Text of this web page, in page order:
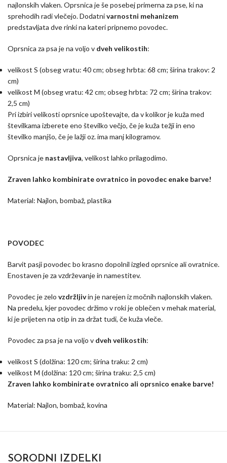
najlonskih vlaken. Oprsnica je še posebej primerna za pse, ki na
sprehodih radi vlečejo. Dodatnivarnostni mehanizem
predstavljata dve rinki na kateri pripnemo povodec.
Oprsnica za psa je na voljo v dveh velikostih:
velikost S (obseg vratu: 40 cm; obseg hrbta: 68 cm; širina trakov: 2
cm)
velikost M (obseg vratu: 42 cm; obseg hrbta: 72 cm; širina trakov:
2,5 cm)
Pri izbiri velikosti oprsnice upoštevajte, da v kolikor je kuža med
številkama izberete eno številko večjo, če je kuža težji in eno
številko manjšo, če je lažji oz. ima manj kilogramov.
Oprsnica je nastavljiva, velikost lahko prilagodimo.
Zraven lahko kombinirate ovratnico in povodec enake barve!
Material: Najlon, bombaž, plastika
POVODEC
Barvit pasji povodec bo krasno dopolnil izgled oprsnice ali ovratnice.
Enostaven je za vzdrževanje in namestitev.
Povodec je zelo vzdržljivin je narejen iz močnih najlonskih vlaken.
Na predelu, kjer povodec držimo v roki je oblečen v mehak material,
ki je prijeten na otip in za držat tudi, če kuža vleče.
Povodec za psa je na voljo v dveh velikostih:
velikost S (dolžina: 120 cm; širina traku: 2 cm)
velikost M (dolžina: 120 cm; širina traku: 2,5 cm)
Zraven lahko kombinirate ovratnico ali oprsnico enake barve!
Material: Najlon, bombaž, kovina
SORODNI IZDELKI